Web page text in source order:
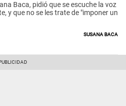
Baca, pidió que se escuche la voz
y que no se les trate de "imponer un
Susana Baca